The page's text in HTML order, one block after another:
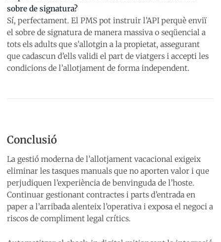
sobre de signatura?
Sí, perfectament. El PMS pot instruir l’API perquè enviï
el sobre de signatura de manera massiva o seqüencial a
tots els adults que s’allotgin a la propietat, assegurant
que cadascun d’ells validi el part de viatgers i accepti les
condicions de l’allotjament de forma independent.
Conclusió
La gestió moderna de l’allotjament vacacional exigeix
eliminar les tasques manuals que no aporten valor i que
perjudiquen l’experiència de benvinguda de l’hoste.
Continuar gestionant contractes i parts d’entrada en
paper a l’arribada alenteix l’operativa i exposa el negoci a
riscos de compliment legal crítics.